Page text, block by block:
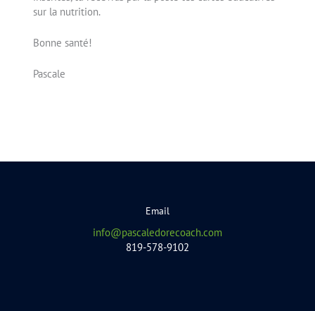
sur la nutrition.
Bonne santé!
Pascale
Email
info@pascaledorecoach.com
819-578-9102